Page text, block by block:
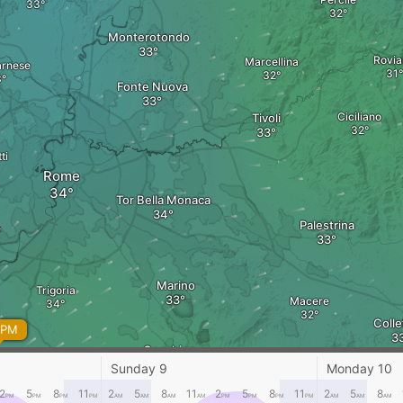
Monterotondo
Tor Bella Monaca
Rome
Fonte Nuova
Ciciliano
Palestrina
Tivoli
Marcellina
Cecchina
Trigoria Marino
Macere
Sunday 9 Monday 10
2PM 5PM 8PM 11 PM 2AM 5AM 8AM 11 AM 2PM 5PM 8PM 11 PM 2AM 5AM 8AM